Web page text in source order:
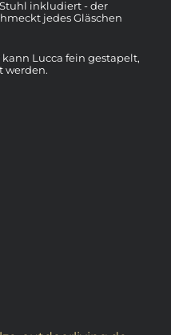
inkludiert - der
jedes Gläschen
Lucca fein gestapelt,
werden.